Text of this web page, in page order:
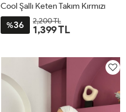
Cool Şallı Keten Takım Kırmızı
%36 2,200 TL
1,399 TL